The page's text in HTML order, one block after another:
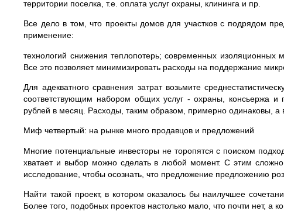
территории поселка, т.е. оплата услуг охраны, клининга и пр.
Все дело в том, что проекты домов для участков с подрядом
применение:
технологий снижения теплопотерь; современных изоляционных
Все это позволяет минимизировать расходы на поддержание
Для адекватного сравнения затрат возьмите
соответствующим набором общих услуг - охраны, консьержа
рублей в месяц. Расходы, таким образом, примерно одинаковы,
Миф четвертый: на рынке много продавцов и предложений
Многие потенциальные инвесторы не торопятся с поиском
хватает и выбор можно сделать в любой момент. С этим сложно
исследование, чтобы осознать, что предложение предложению
Найти такой проект, в котором оказалось бы наилучшее
Более того, подобных проектов настолько мало, что почти нет, а